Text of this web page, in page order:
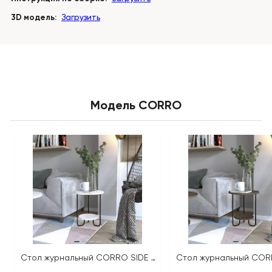
3D модель: Загрузить
Модель CORRO
Стол журнальный CORRO SIDE TABLE